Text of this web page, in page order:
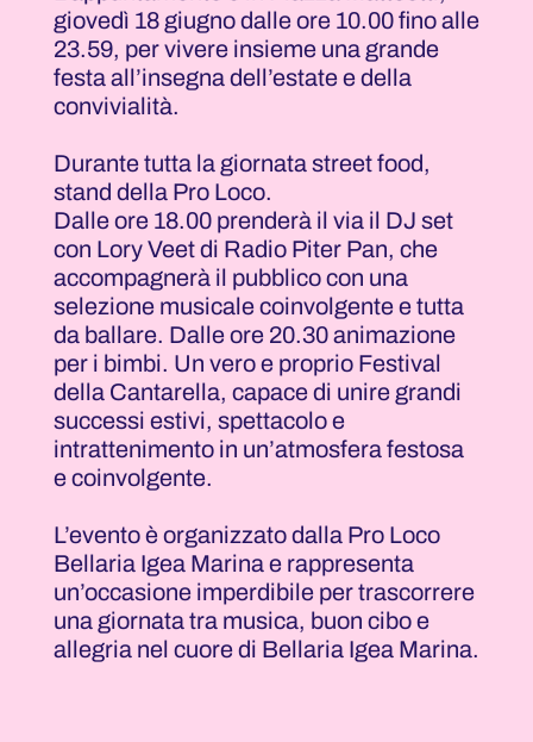
giovedì 18 giugno dalle ore 10.00 fino alle
23.59, per vivere insieme una grande
festa all’insegna dell’estate e della
convivialità.
Durante tutta la giornata street food,
stand della Pro Loco.
Dalle ore 18.00 prenderà il via il DJ set
con Lory Veet di Radio Piter Pan, che
accompagnerà il pubblico con una
selezione musicale coinvolgente e tutta
da ballare. Dalle ore 20.30 animazione
per i bimbi. Un vero e proprio Festival
della Cantarella, capace di unire grandi
successi estivi, spettacolo e
intrattenimento in un’atmosfera festosa
e coinvolgente.
L’evento è organizzato dalla Pro Loco
Bellaria Igea Marina e rappresenta
un’occasione imperdibile per trascorrere
una giornata tra musica, buon cibo e
allegria nel cuore di Bellaria Igea Marina.